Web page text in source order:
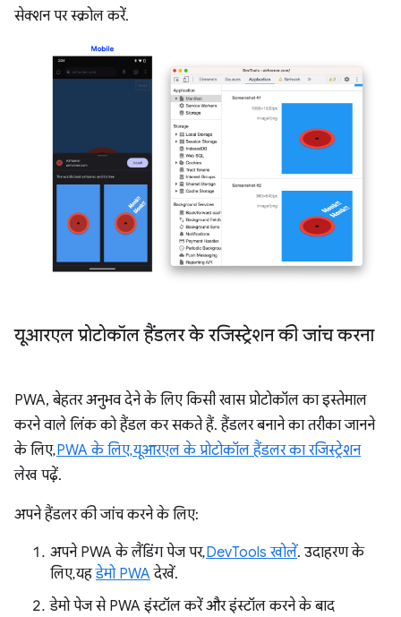
सेक्शन पर स्क्रोल करें.
यूआरएल प्रोटोकॉल हैंडलर के रजिस्ट्रेशन की जांच करना
PWA, बेहतर अनुभव देने के लिए किसी खास प्रोटोकॉल का इस्तेमाल
करने वाले लिंक को हैंडल कर सकते हैं. हैंडलर बनाने का तरीका जानने
के लिए,PWA के लिए, यूआरएल के प्रोटोकॉल हैंडलर का रजिस्ट्रेशन
लेख पढ़ें.
अपने हैंडलर की जांच करने के लिए:
अपने PWA के लैंडिंग पेज पर,DevTools खोलें. उदाहरण के
लिए, यहडेमो PWAदेखें.
डेमो पेज से PWA इंस्टॉल करें और इंस्टॉल करने के बाद